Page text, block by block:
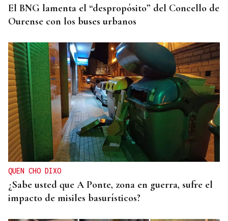
El BNG lamenta el “despropósito” del Concello de
Ourense con los buses urbanos
QUEN CHO DIXO
¿Sabe usted que A Ponte, zona en guerra, sufre el
impacto de misiles basurísticos?